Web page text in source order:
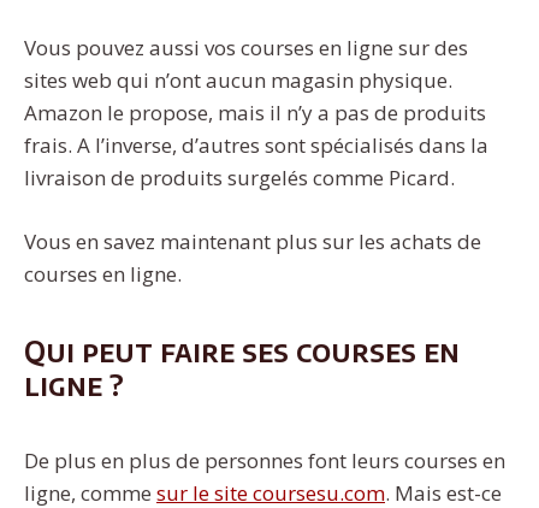
Vous pouvez aussi vos courses en ligne sur des
sites web qui n’ont aucun magasin physique.
Amazon le propose, mais il n’y a pas de produits
frais. A l’inverse, d’autres sont spécialisés dans la
livraison de produits surgelés comme Picard.
Vous en savez maintenant plus sur les achats de
courses en ligne.
Qui peut faire ses courses en
ligne ?
De plus en plus de personnes font leurs courses en
ligne, comme sur le site coursesu.com. Mais est-ce